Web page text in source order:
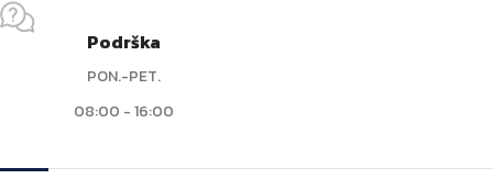
Podrška
PON.-PET.
08:00 - 16:00